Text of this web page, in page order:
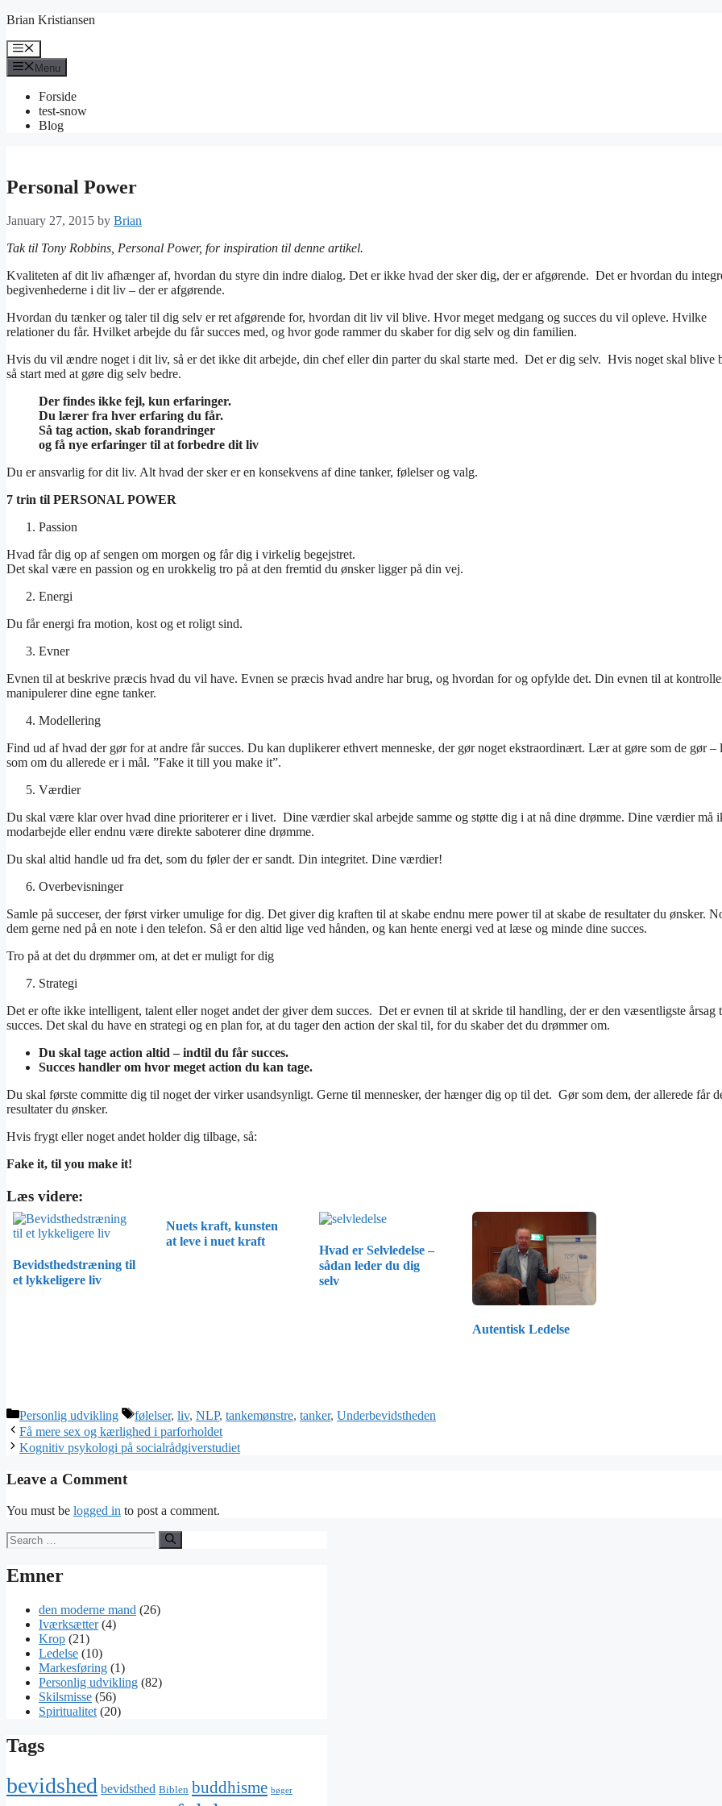
Skip
content
Brian Kristiansen
Menu
Menu
Forside
test-snow
Blog
Personal Power
January 27, 2015 by Brian
Tak til Tony Robbins, Personal Power, for inspiration til denne artikel.
Kvaliteten af dit liv afhænger af, hvordan du styre din indre dialog. Det er ikke hvad der sker dig, der er afgørende. Det er hvordan du
begivenhederne i dit liv – der er afgørende.
Hvordan du tænker og taler til dig selv er ret afgørende for, hvordan dit liv vil blive. Hvor meget medgang og succes du vil opleve. Hvilke
relationer du får. Hvilket arbejde du får succes med, og hvor gode rammer du skaber for dig selv og din familien.
Hvis du vil ændre noget i dit liv, så er det ikke dit arbejde, din chef eller din parter du skal starte med. Det er dig selv. Hvis noget skal blive
så start med at gøre dig selv bedre.
Der findes ikke fejl, kun erfaringer.
Du lærer fra hver erfaring du får.
Så tag action, skab forandringer
og få nye erfaringer til at forbedre dit liv
Du er ansvarlig for dit liv. Alt hvad der sker er en konsekvens af dine tanker, følelser og valg.
7 trin til PERSONAL POWER
Passion
Hvad får dig op af sengen om morgen og får dig i virkelig begejstret.
Det skal være en passion og en urokkelig tro på at den fremtid du ønsker ligger på din vej.
Energi
Du får energi fra motion, kost og et roligt sind.
Evner
Evnen til at beskrive præcis hvad du vil have. Evnen se præcis hvad andre har brug, og hvordan for og opfylde det. Din evnen til at
manipulerer dine egne tanker.
Modellering
Find ud af hvad der gør for at andre får succes. Du kan duplikerer ethvert menneske, der gør noget ekstraordinært. Lær at gøre som de gør –
som om du allerede er i mål. ”Fake it till you make it”.
Værdier
Du skal være klar over hvad dine prioriterer er i livet. Dine værdier skal arbejde samme og støtte dig i at nå dine drømme. Dine værdier må
modarbejde eller endnu være direkte saboterer dine drømme.
Du skal altid handle ud fra det, som du føler der er sandt. Din integritet. Dine værdier!
Overbevisninger
Samle på succeser, der først virker umulige for dig. Det giver dig kraften til at skabe endnu mere power til at skabe de resultater du ønsker.
dem gerne ned på en note i den telefon. Så er den altid lige ved hånden, og kan hente energi ved at læse og minde dine succes.
Tro på at det du drømmer om, at det er muligt for dig
Strategi
Det er ofte ikke intelligent, talent eller noget andet der giver dem succes. Det er evnen til at skride til handling, der er den væsentligste årsag
succes. Det skal du have en strategi og en plan for, at du tager den action der skal til, for du skaber det du drømmer om.
Du skal tage action altid – indtil du får succes.
Succes handler om hvor meget action du kan tage.
Du skal første committe dig til noget der virker usandsynligt. Gerne til mennesker, der hænger dig op til det. Gør som dem, der allerede får
resultater du ønsker.
Hvis frygt eller noget andet holder dig tilbage, så:
Fake it, til you make it!
Læs videre:
Bevidsthedstræning til
et lykkeligere liv
Nuets kraft, kunsten
at leve i nuet kraft
Hvad er Selvledelse –
sådan leder du dig
selv
Autentisk Ledelse
Categories
Personlig udvikling Tags
følelser, liv, NLP, tankemønstre, tanker, Underbevidstheden
Få mere sex og kærlighed i parforholdet
Kognitiv psykologi på socialrådgiverstudiet
Leave a Comment
You must be logged in to post a comment.
Search
for:
Emner
den moderne mand (26)
Iværksætter(4)
Krop (21)
Ledelse (10)
Markesføring (1)
Personlig udvikling (82)
Skilsmisse (56)
Spiritualitet (20)
Tags
bevidshed bevidsthed Biblen buddhisme bøger